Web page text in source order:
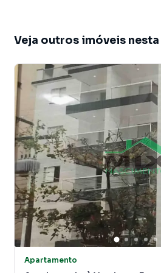
fácil acesso a comércios,
aproveitando tudo o que o litoral
Se você procura um imóvel
pronto para uso, essa é a
Agende agora mesmo sua visita
novo espaço no litoral! 🚀
Apartamento para Venda em
Loteamento João Batista Julião,
encontrou o que procurava ou
sobre Apartamento em Guarujá?
nossa equipe.
A Mix Nascimento tem mais
Veja outros imóveis
Apartamento